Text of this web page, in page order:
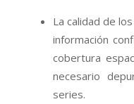
La calidad de
información
cobertura
necesario
series.